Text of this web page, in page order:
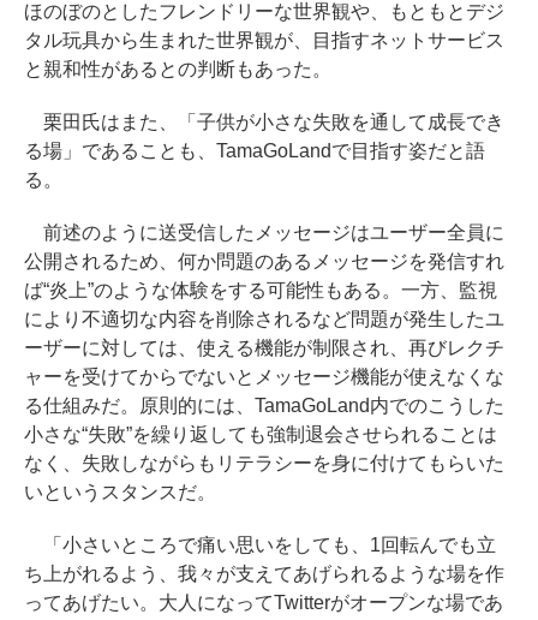
ほのぼのとしたフレンドリーな世界観や、もともとデジ
タル玩具から生まれた世界観が、目指すネットサービス
と親和性があるとの判断もあった。
栗田氏はまた、「子供が小さな失敗を通して成長でき
る場」であることも、TamaGoLandで目指す姿だと語
る。
前述のように送受信したメッセージはユーザー全員に
公開されるため、何か問題のあるメッセージを発信すれ
ば“炎上”のような体験をする可能性もある。一方、監視
により不適切な内容を削除されるなど問題が発生したユ
ーザーに対しては、使える機能が制限され、再びレクチ
ャーを受けてからでないとメッセージ機能が使えなくな
る仕組みだ。原則的には、TamaGoLand内でのこうした
小さな“失敗”を繰り返しても強制退会させられることは
なく、失敗しながらもリテラシーを身に付けてもらいた
いというスタンスだ。
「小さいところで痛い思いをしても、1回転んでも立
ち上がれるよう、我々が支えてあげられるような場を作
ってあげたい。大人になってTwitterがオープンな場であ